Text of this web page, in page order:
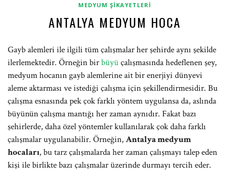
MEDYUM ŞIKAYETLERI
ANTALYA MEDYUM HOCA
Gayb alemleri ile ilgili tüm çalışmalar her şehirde aynı şekilde
ilerlemektedir. Örneğin birbüyüçalışmasında hedeflenen şey,
medyum hocanın gayb alemlerine ait bir enerjiyi dünyevi
aleme aktarması ve istediği çalışma için şekillendirmesidir. Bu
çalışma esnasında pek çok farklı yöntem uygulansa da, aslında
büyünün çalışma mantığı her zaman aynıdır. Fakat bazı
şehirlerde, daha özel yöntemler kullanılarak çok daha farklı
çalışmalar uygulanabilir. Örneğin,Antalya medyum
hocaları, bu tarz çalışmalarda her zaman çalışmayı talep eden
kişi ile birlikte bazı çalışmalar üzerinde durmayı tercih eder.